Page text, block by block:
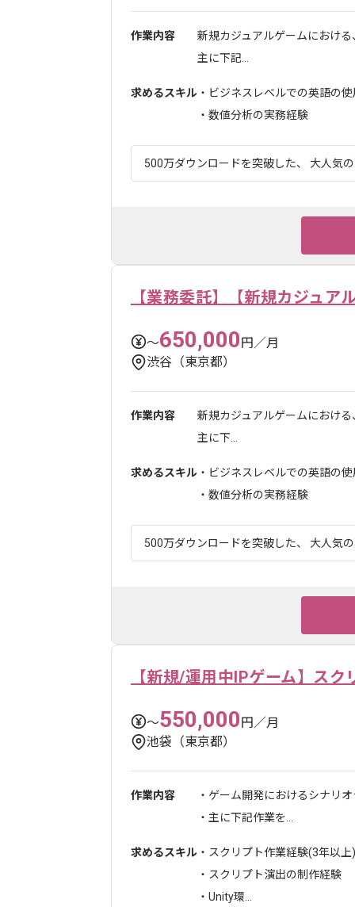
作業内容
新規カジュアルゲームにおけ
主に下記...
求めるスキル ・ビジネスレベルでの英語の
・数値分析の実務経験
500万ダウンロードを突破した、 大人気
【業務委託】【新規カジュア
〜650,000円／月
渋谷（東京都）
作業内容
新規カジュアルゲームにおけ
主に下...
求めるスキル ・ビジネスレベルでの英語の
・数値分析の実務経験
500万ダウンロードを突破した、 大人気
【新規/運用中IPゲーム】スク
〜550,000円／月
池袋（東京都）
作業内容
・ゲーム開発におけるシナリ
・主に下記作業を...
求めるスキル ・スクリプト作業経験(3年以上)
・スクリプト演出の制作経験
・Unity環...